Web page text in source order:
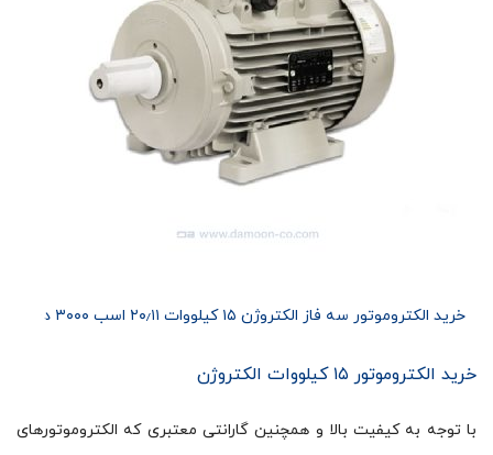
خرید الکتروموتور سه فاز الکتروژن ۱۵ کیلووات ۲۰٫۱۱ اسب ۳۰۰۰ دور
خرید الکتروموتور ۱۵ کیلووات الکتروژن
با توجه به کیفیت بالا و همچنین گارانتی معتبری که الکتروموتورهای